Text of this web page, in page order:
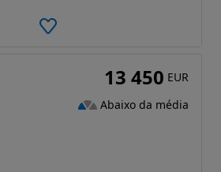
13 450 EUR
Abaixo da média